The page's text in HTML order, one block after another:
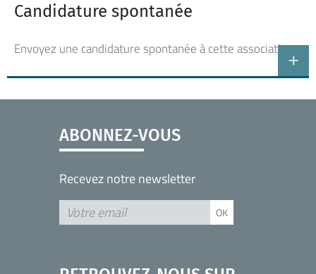
Candidature spontanée
Envoyez une candidature spontanée à cette association
ABONNEZ-VOUS
Recevez notre newsletter